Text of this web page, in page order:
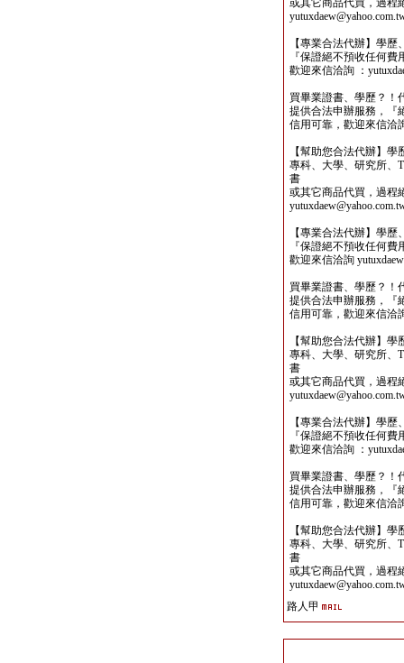
或其它商品代買，過程
【專業合法代辦】學
『保證絕不預收任何
歡迎來信洽詢 ：
買畢業證書、學歷？！
提供合法申辦服務，『
信用可靠，歡迎來信洽
【幫助您合法代辦】
專科、大學、研究所、
書
或其它商品代買，過程
【專業合法代辦】學
『保證絕不預收任何
歡迎來信洽詢
買畢業證書、學歷？！
提供合法申辦服務，『
信用可靠，歡迎來信洽
【幫助您合法代辦】
專科、大學、研究所、
書
或其它商品代買，過程
【專業合法代辦】學
『保證絕不預收任何
歡迎來信洽詢 ：
買畢業證書、學歷？！
提供合法申辦服務，『
信用可靠，歡迎來信洽
【幫助您合法代辦】
專科、大學、研究所、
書
或其它商品代買，過程
路人甲